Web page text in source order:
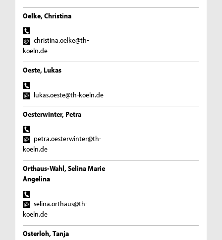
Oelke, Christina
christina.oelke@th-
koeln.de
Oeste, Lukas
lukas.oeste@th-koeln.de
Oesterwinter, Petra
petra.oesterwinter@th-
koeln.de
Orthaus-Wahl, Selina Marie
Angelina
selina.orthaus@th-
koeln.de
Osterloh, Tanja